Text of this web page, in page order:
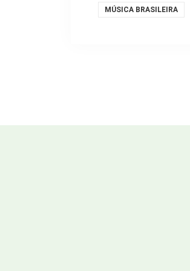
MÚSICA BRASILEIRA